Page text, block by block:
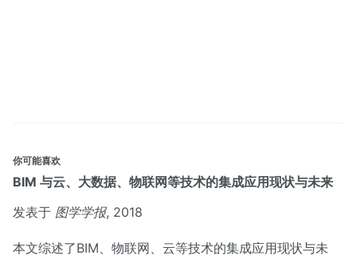
你可能喜欢
BIM 与云、大数据、物联网等技术的集成应用现状与未来
发表于 图学学报, 2018
本文综述了BIM、物联网、云等技术的集成应用现状与未